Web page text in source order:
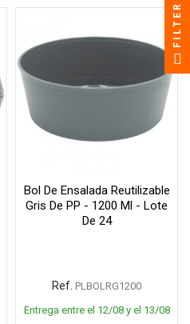
Bol De Ensalada Reutilizable
Gris De PP - 1200 Ml - Lote
De 24
Ref. PLBOLRG1200
Entrega entre el 12/08 y el 13/08
FILTER